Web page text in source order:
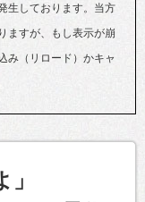
生しております。当方
ますが、もし表示が崩
み（リロード）かキャ